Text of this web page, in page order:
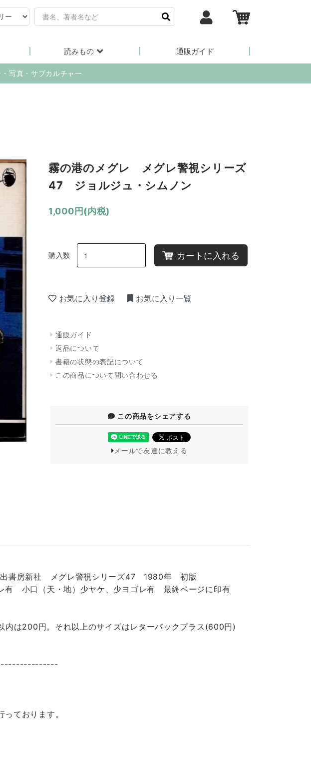
読みもの 通販ガイド
写真・サブカルチャー
霧の港のメグレ メグレ警視シリーズ
47 ジョルジュ・シムノン
1,000円(内税)
購入数 カートに入れる
お気に入り登録 お気に入り一覧
通販ガイド
返品について
書籍の状態の表記について
この商品について問い合わせる
この商品をシェアする
メールで友達に教える
書房新社 メグレ警視シリーズ47 1980年 初版
有 小口（天・地）少ヤケ、少ヨゴレ有 最終ページに印有
は200円。それ以上のサイズはレターパックプラス(600円)
ております。